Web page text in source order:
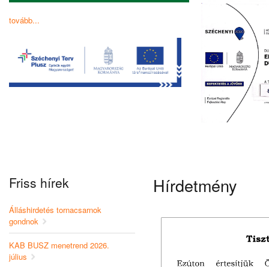
tovább...
Friss hírek
Álláshirdetés tornacsarnok
gondnok
KAB BUSZ menetrend 2026.
július
Hírdetmény